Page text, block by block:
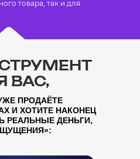
товара, так и для
ПРОДАЁТЕ
И ХОТИТЕ НАКОНЕЦ
РЕАЛЬНЫЕ ДЕНЬГИ,
ВАС,